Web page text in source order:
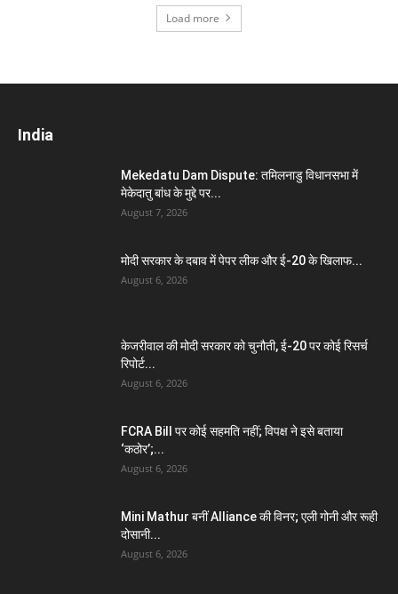
Load more
India
Mekedatu Dam Dispute: तमिलनाडु विधानसभा में
मेकेदातु बांध के मुद्दे पर...
August 7, 2026
मोदी सरकार के दबाव में पेपर लीक और ई-20 के खिलाफ...
August 6, 2026
केजरीवाल की मोदी सरकार को चुनौती, ई-20 पर कोई रिसर्च
रिपोर्ट...
August 6, 2026
FCRA Bill पर कोई सहमति नहीं; विपक्ष ने इसे बताया
‘कठोर’;...
August 6, 2026
Mini Mathur बनीं Alliance की विनर; एली गोनी और रूही
दोसानी...
August 6, 2026